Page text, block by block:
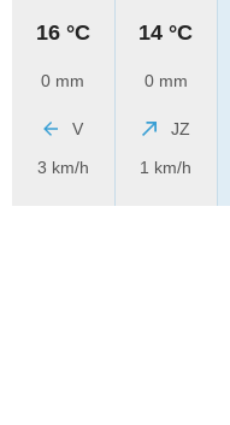
16 °C
0 mm
V
3 km/h
14 °C
0 mm
JZ
1 km/h